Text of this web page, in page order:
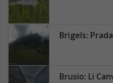
Brigels:
Brusio: Li Canvi: Webcam